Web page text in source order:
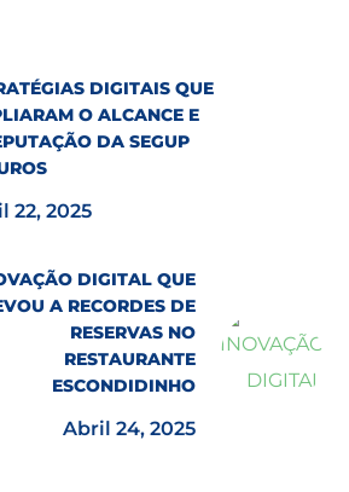
DIGITAIS QUE
O ALCANCE E
DA SEGUP
22, 2025
DIGITAL QUE
A RECORDES DE
RESERVAS NO
RESTAURANTE
ESCONDIDINHO
Abril 24, 2025